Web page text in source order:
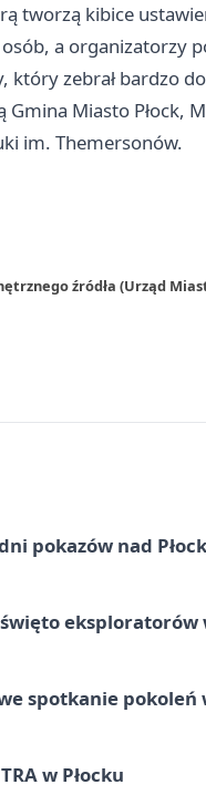
tworzą kibice
a organizatorzy
zebrał bardzo
Miasto Płock,
im. Themersonów.
źródła (Urząd
pokazów nad
eksploratorów
spotkanie
w Płocku